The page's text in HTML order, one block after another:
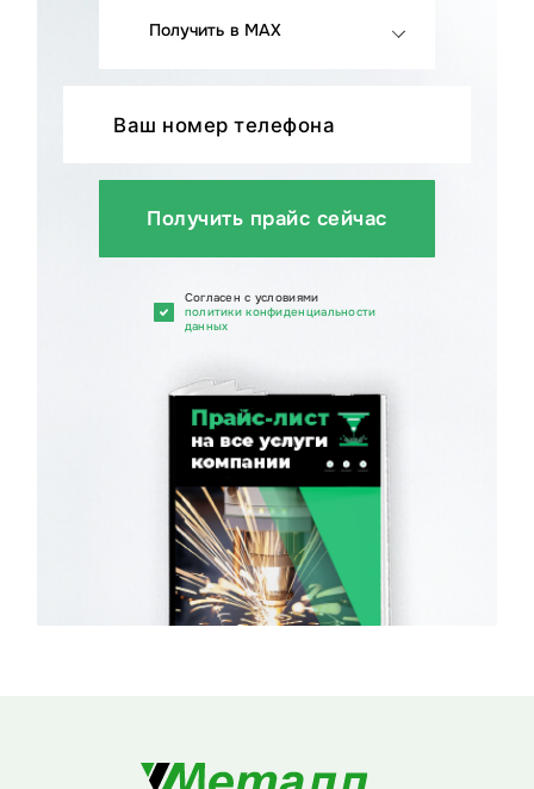
Получить в MAX
Получить прайс сейчас
Cогласен с условиями
политики конфиденциальности
данных